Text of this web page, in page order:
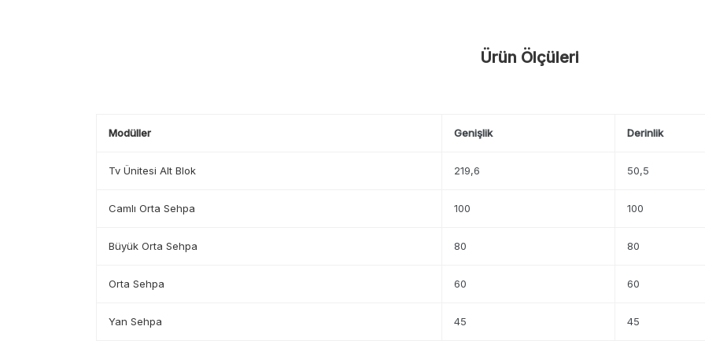
Ürün Ölçüleri
Modüller Genişlik Derinlik
Tv Ünitesi Alt Blok 219,6 50,5
Camlı Orta Sehpa 100 100
Büyük Orta Sehpa 80 80
Orta Sehpa 60 60
Yan Sehpa 45 45